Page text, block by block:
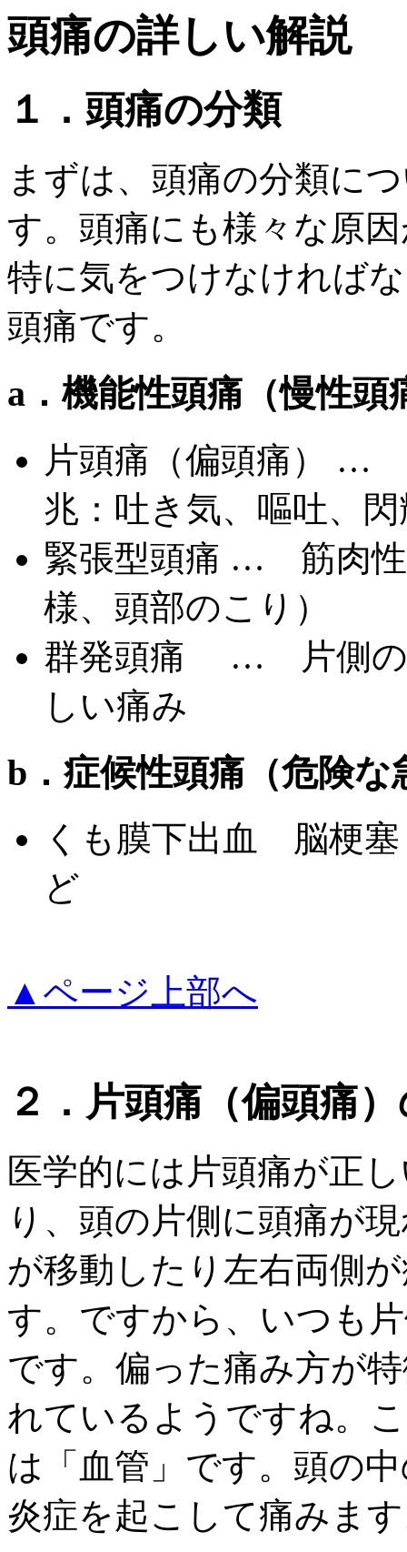
頭痛の詳しい解説
１．頭痛の分類
まずは、頭痛の分類に
す。頭痛にも様々な原
特に気をつけなければ
頭痛です。
a．機能性頭痛（慢性頭
片頭痛（偏頭痛） …
兆：吐き気、嘔吐、
緊張型頭痛 … 筋肉性
様、頭部のこり）
群発頭痛 … 片側の
しい痛み
b．症候性頭痛（危険な
くも膜下出血 脳梗
ど
▲ページ上部へ
２．片頭痛（偏頭痛
医学的には片頭痛が正
り、頭の片側に頭痛が
が移動したり左右両側
す。ですから、いつも
です。偏った痛み方が
れているようですね。
は「血管」です。頭の
炎症を起こして痛みま